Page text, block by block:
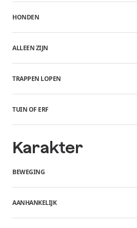
HONDEN
ALLEEN ZIJN
TRAPPEN LOPEN
TUIN OF ERF
Karakter
BEWEGING
AANHANKELIJK